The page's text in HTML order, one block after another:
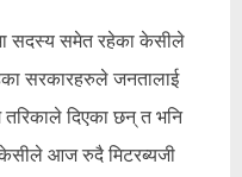
सदस्य समेत रहेका केसीले
सरकारहरुले जनतालाई
दिएका छन् त भनि
केसीले आज रुदै मिटरब्यजी